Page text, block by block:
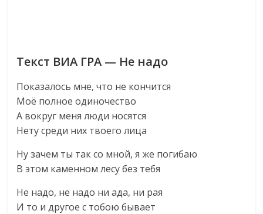
Текст ВИА ГРА — Не надо
Показалось мне, что не кончится
Моё полное одиночество
А вокруг меня люди носятся
Нету среди них твоего лица
Ну зачем ты так со мной, я же погибаю
В этом каменном лесу без тебя
Не надо, не надо ни ада, ни рая
И то и другое с тобою бывает